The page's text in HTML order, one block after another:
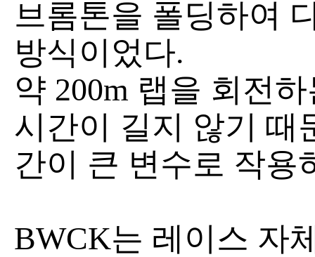
브롬톤을 폴딩하여
방식이었다.
약 200m 랩을 회전
시간이 길지 않기 때
간이 큰 변수로 작용
BWCK는 레이스 자